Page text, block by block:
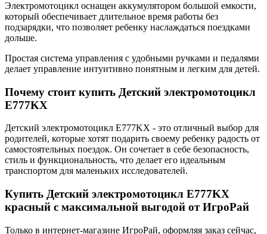
Электромотоцикл оснащен аккумулятором большой емкости,
который обеспечивает длительное время работы без
подзарядки, что позволяет ребенку наслаждаться поездками
дольше.
Простая система управления с удобными ручками и педалями
делает управление интуитивно понятным и легким для детей.
Почему стоит купить Детский электромотоцикл
E777KX
Детский электромотоцикл E777KX - это отличный выбор для
родителей, которые хотят подарить своему ребенку радость от
самостоятельных поездок. Он сочетает в себе безопасность,
стиль и функциональность, что делает его идеальным
транспортом для маленьких исследователей.
Купить Детский электромотоцикл E777KX
красный с максимальной выгодой от ИгроРай
Только в интернет-магазине ИгроРай, оформляя заказ сейчас,